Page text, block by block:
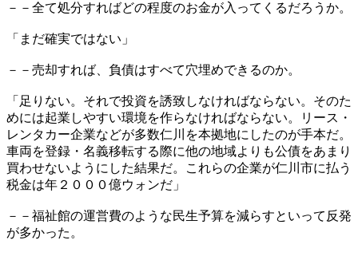
－－全て処分すればどの程度のお金が入ってくるだろうか。
「まだ確実ではない」
－－売却すれば、負債はすべて穴埋めできるのか。
「足りない。それで投資を誘致しなければならない。そのた
めには起業しやすい環境を作らなければならない。リース・
レンタカー企業などが多数仁川を本拠地にしたのが手本だ。
車両を登録・名義移転する際に他の地域よりも公債をあまり
買わせないようにした結果だ。これらの企業が仁川市に払う
税金は年２０００億ウォンだ」
－－福祉館の運営費のような民生予算を減らすといって反発
が多かった。